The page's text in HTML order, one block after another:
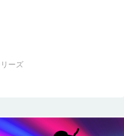
ーズ